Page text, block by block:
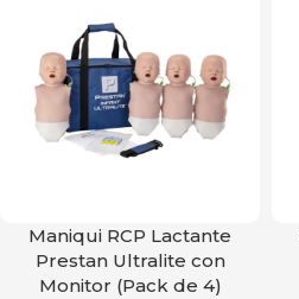
Maniqui RCP Lactante
Prestan Ultralite con
Monitor (Pack de 4)